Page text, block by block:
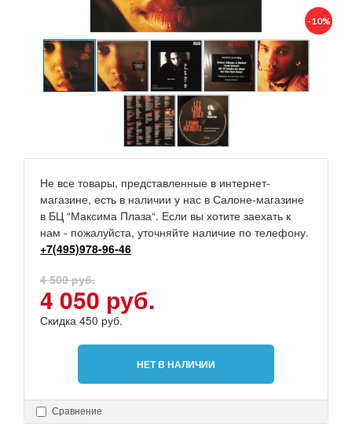
-10%
Не все товары, представленные в интернет-
магазине, есть в наличии у нас в Салоне-магазине
в БЦ “Максима Плаза“. Если вы хотите заехать к
нам - пожалуйста, уточняйте наличие по телефону.
+7(495)978-96-46
4 500 руб.
4 050 руб.
Скидка 450 руб.
НЕТ В НАЛИЧИИ
Сравнение